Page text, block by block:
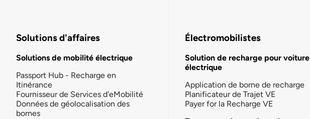
Solutions d'affaires
Solutions de mobilité électrique
Passport Hub - Recharge en
Itinérance
Fournisseur de Services d'eMobilité
Données de géolocalisation des
bornes
Électromobilistes
Solution de recharge pour voiture
électrique
Application de borne de recharge
Planificateur de Trajet VE
Payer for la Recharge VE